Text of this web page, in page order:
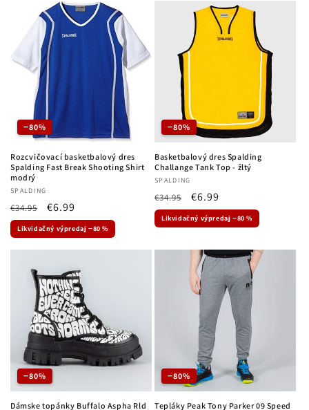
−80%
Rozcvičovací basketbalový dres
Spalding Fast Break Shooting Shirt
modrý
Dodávateľ:
SPALDING
Normálna
cena
€34.95
Cena
po
zľave
€6.99
Likvidačný výpredaj −80 %
−80%
Basketbalový dres Spalding
Challange Tank Top - žltý
Dodávateľ:
SPALDING
Normálna
cena
€34.95
Cena
po
zľave
€6.99
Likvidačný výpredaj −80 %
−80%
Dámske topánky Buffalo Aspha Rld
−80%
Tepláky Peak Tony Parker 09 Speed